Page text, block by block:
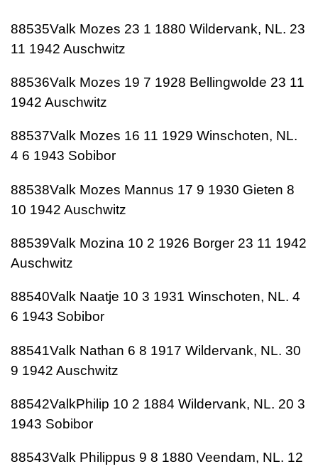
88535Valk Mozes 23 1 1880 Wildervank, NL. 23
11 1942 Auschwitz
88536Valk Mozes 19 7 1928 Bellingwolde 23 11
1942 Auschwitz
88537Valk Mozes 16 11 1929 Winschoten, NL.
4 6 1943 Sobibor
88538Valk Mozes Mannus 17 9 1930 Gieten 8
10 1942 Auschwitz
88539Valk Mozina 10 2 1926 Borger 23 11 1942
Auschwitz
88540Valk Naatje 10 3 1931 Winschoten, NL. 4
6 1943 Sobibor
88541Valk Nathan 6 8 1917 Wildervank, NL. 30
9 1942 Auschwitz
88542ValkPhilip 10 2 1884 Wildervank, NL. 20 3
1943 Sobibor
88543Valk Philippus 9 8 1880 Veendam, NL. 12